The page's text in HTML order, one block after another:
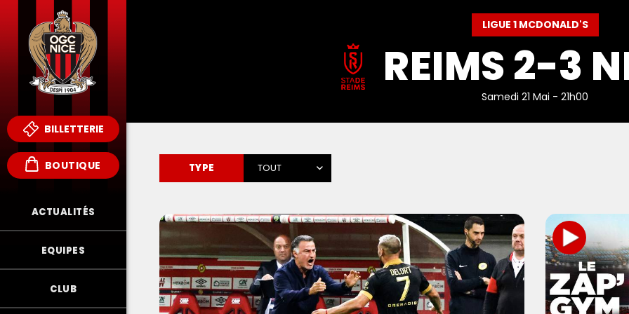
BILLETTERIE
BOUTIQUE
ACTUALITÉS
EQUIPES
CLUB
LIGUE 1 MCDONALD'S
REIMS 2-3
Samedi 21 Mai - 21h00
TYPE TOUT